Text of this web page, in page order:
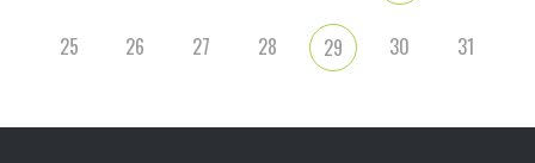
25 26 27 28 29 30 31